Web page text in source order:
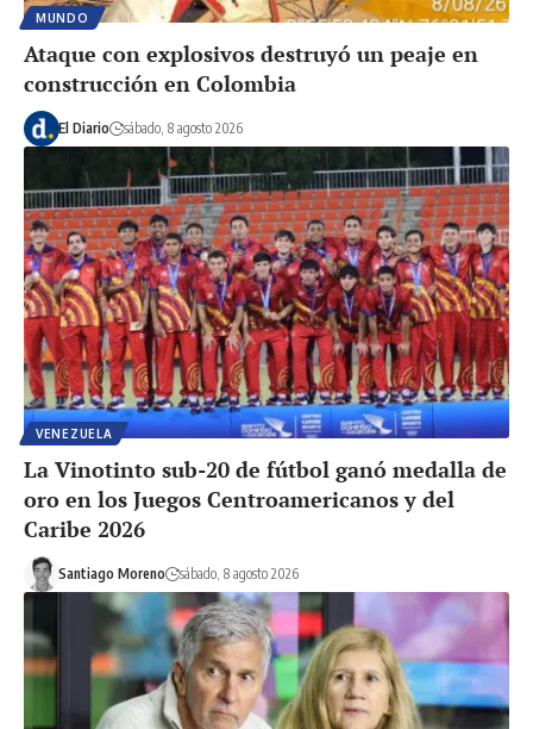
Ataque con explosivos destruyó un peaje en
construcción en Colombia
El Diario sábado, 8 agosto 2026
VENEZUELA
La Vinotinto sub-20 de fútbol ganó medalla de
oro en los Juegos Centroamericanos y del
Caribe 2026
Santiago Moreno